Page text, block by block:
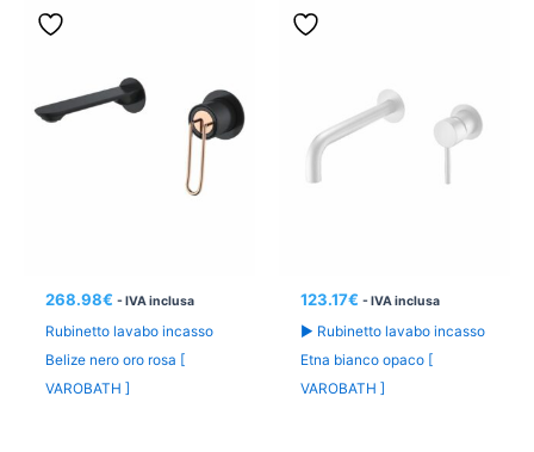
268.98€ - IVA inclusa
Rubinetto lavabo incasso
Belize nero oro rosa [
VAROBATH ]
123.17€ - IVA inclusa
► Rubinetto lavabo incasso
Etna bianco opaco [
VAROBATH ]